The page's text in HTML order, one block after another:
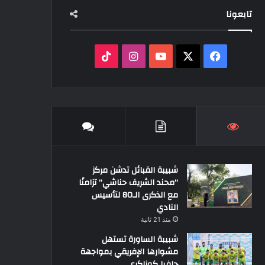
تابعونا
فيسبوك ‫YouTubeانستقرام
شبيبة القبائل تدشن مركز
“محند الشريف حناشي” تزامنًا
مع الذكرى الـ80 لتأسيس
النادي
منذ 21 ثانية
شبيبة الساورة تستهل
مشوارها الإفريقي بمواجهة